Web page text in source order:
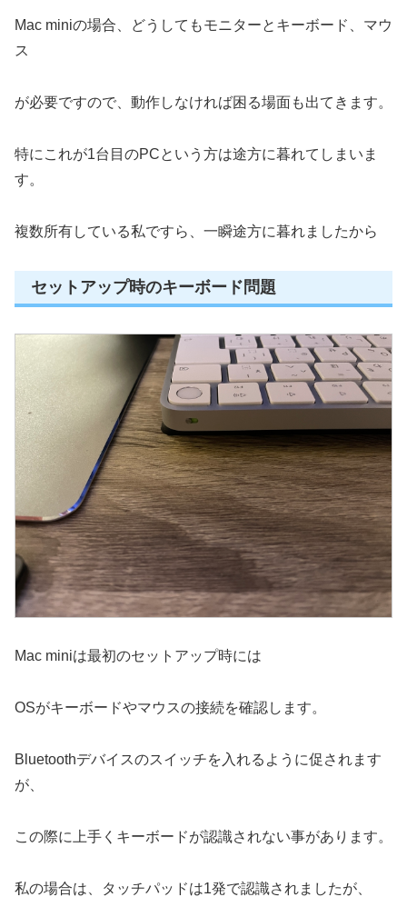
Mac miniの場合、どうしてもモニターとキーボード、マウ
ス
が必要ですので、動作しなければ困る場面も出てきます。
特にこれが1台目のPCという方は途方に暮れてしまいま
す。
複数所有している私ですら、一瞬途方に暮れましたから
セットアップ時のキーボード問題
Mac miniは最初のセットアップ時には
OSがキーボードやマウスの接続を確認します。
Bluetoothデバイスのスイッチを入れるように促されます
が、
この際に上手くキーボードが認識されない事があります。
私の場合は、タッチパッドは1発で認識されましたが、